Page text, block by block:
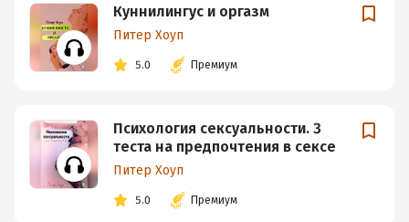
Куннилингус и оргазм
Питер Хоуп
5.0 Премиум
Психология сексуальности. 3
теста на предпочтения в сексе
Питер Хоуп
5.0 Премиум